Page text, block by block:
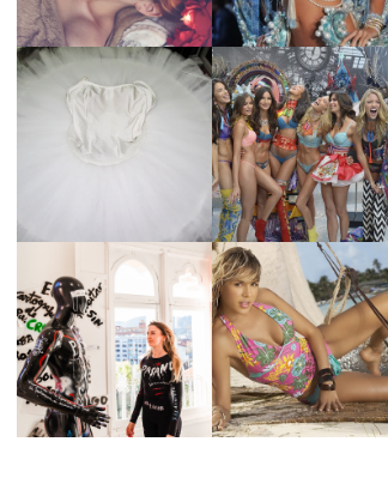
TUTORIAL PARA
HACER UN TUTÚ
DE BALLET DE
¿QUIERES SABER
LA EDAD Y ALTURA
DE LAS MODELOS
VICTORIA'S
SECRET 2017?
MARGA GONZÁLEZ
Y ELIA FERNÁNDEZ
DIALOGAN EN
ESPACIO DEL
ANONIMATO, LA
CASA ROSA DE
OVIEDO
LA ALTURA DE LAS
MODELOS MAS
BAJITAS